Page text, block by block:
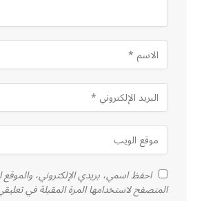
احفظ اسمي، بريدي الإلكتروني، والموقع
المتصفح لاستخدامها المرة المقبلة في